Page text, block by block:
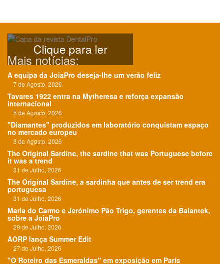
Clique para ler
Mais notícias:
A equipa da JoiaPro deseja-lhe um verão feliz
7 de Agosto, 2026
Tavares 1922 entra na Mytheresa e reforça expansão
internacional
5 de Agosto, 2026
"Diamantes" produzidos em laboratório conquistam espaço
no mercado europeu
3 de Agosto, 2026
The Original Sardine, the sardine that was Portuguese before
it was a trend
31 de Julho, 2026
The Original Sardine, a sardinha que antes de ser trend era
portuguesa
31 de Julho, 2026
Maria do Carmo e Jerónimo Pão Trigo, gerentes da Balantek,
sobre a JoiaPro
29 de Julho, 2026
AORP lança Summer Edit
27 de Julho, 2026
"O Roteiro das Esmeraldas" em exposição em Paris